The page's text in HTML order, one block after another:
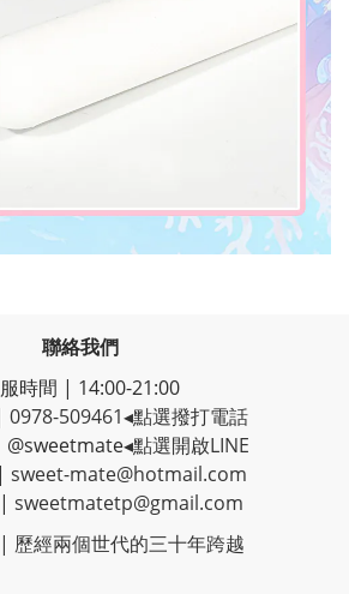
聯絡我們
時間 | 14:00-21:00
0978-509461◂點選撥打電話
@sweetmate◂點選開啟LINE
sweet-mate@hotmail.com
sweetmatetp@gmail.com
歷經兩個世代的三十年跨越